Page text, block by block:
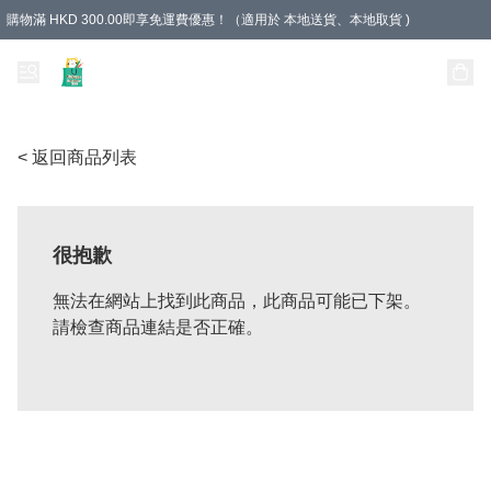
購物滿 HKD 300.00即享免運費優惠！（適用於 本地送貨、本地取貨 )
< 返回商品列表
很抱歉
無法在網站上找到此商品，此商品可能已下架。
請檢查商品連結是否正確。